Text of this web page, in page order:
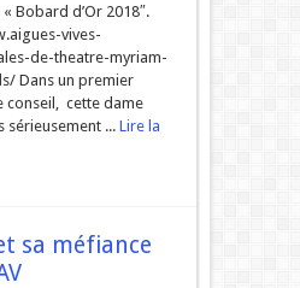
Bobard d’Or 2018″.
vives-
de-theatre-myriam-
Dans un premier
conseil, cette dame
sérieusement ...Lire la
sa méfiance